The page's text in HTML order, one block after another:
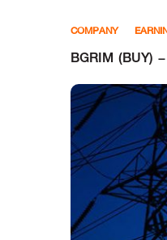
COMPANY
BGRIM (BUY)